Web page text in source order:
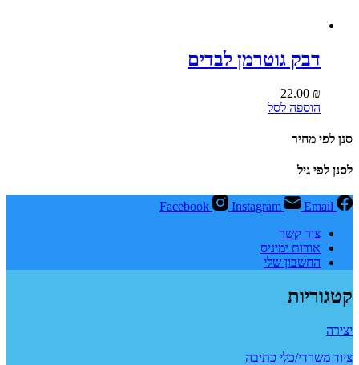
דבק גוטרמן לבדים
22.00 ₪
הוספה לסל
סנן לפי מחיר
לסנן לפי גיל
Facebook Instagram
Email
צור קשר
אודות ימיניס
החשבון שלי
קטגוריות
יצירה
ציוד משרדי/כלי כתיבה